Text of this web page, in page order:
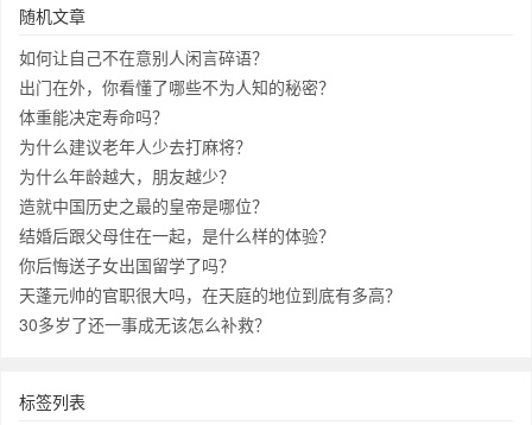
随机文章
如何让自己不在意别人闲言碎语？
出门在外，你看懂了哪些不为人知的秘密？
体重能决定寿命吗？
为什么建议老年人少去打麻将？
为什么年龄越大，朋友越少？
造就中国历史之最的皇帝是哪位？
结婚后跟父母住在一起，是什么样的体验？
你后悔送子女出国留学了吗？
天蓬元帅的官职很大吗，在天庭的地位到底有多高？
30多岁了还一事成无该怎么补救？
标签列表